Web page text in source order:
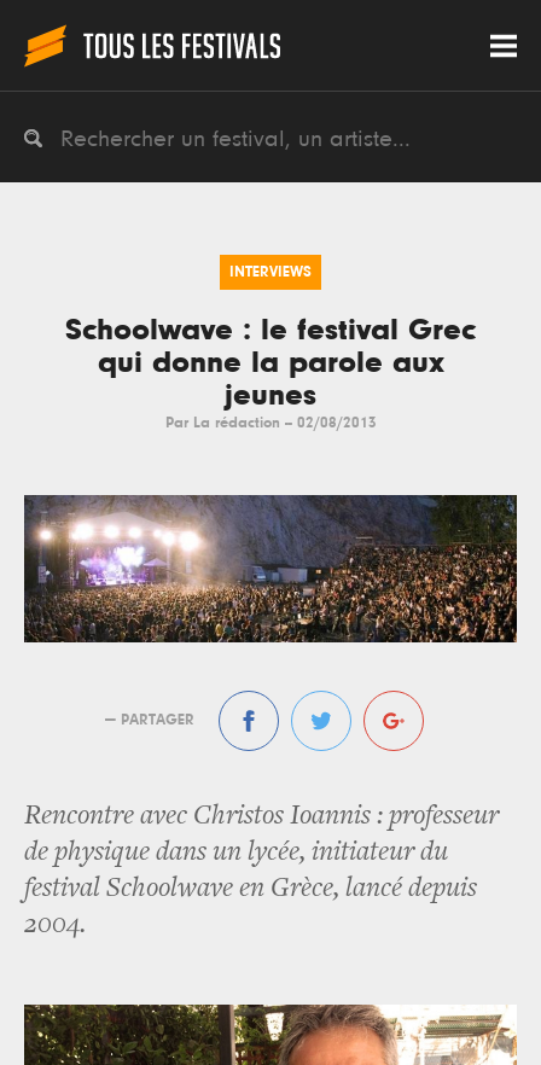
INTERVIEWS
Schoolwave : le festival Grec
qui donne la parole aux
jeunes
Par La rédaction -- 02/08/2013
— PARTAGER
Rencontre avec Christos Ioannis : professeur
de physique dans un lycée, initiateur du
festival Schoolwave en Grèce, lancé depuis
2004.